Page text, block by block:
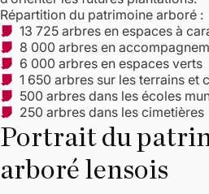
Répartition du patrimoine arboré :
13 725 arbres en espaces à
8 000 arbres en
6 000 arbres en espaces verts
1 650 arbres sur les terrains et
500 arbres dans les écoles
250 arbres dans les cimetières
Portrait du
arboré lensois